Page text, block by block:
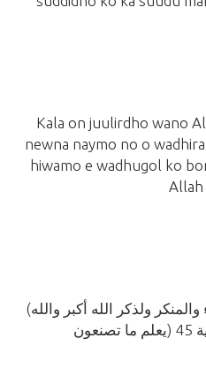
Kala on juulirdho wano
newna naymo no o
hiwamo e wadhugol ko
Allah
(إن الصلاة تنهى عن الفحشاء والمنكر ولذكر الله أكبر والله
يعلم ما تصنعون)